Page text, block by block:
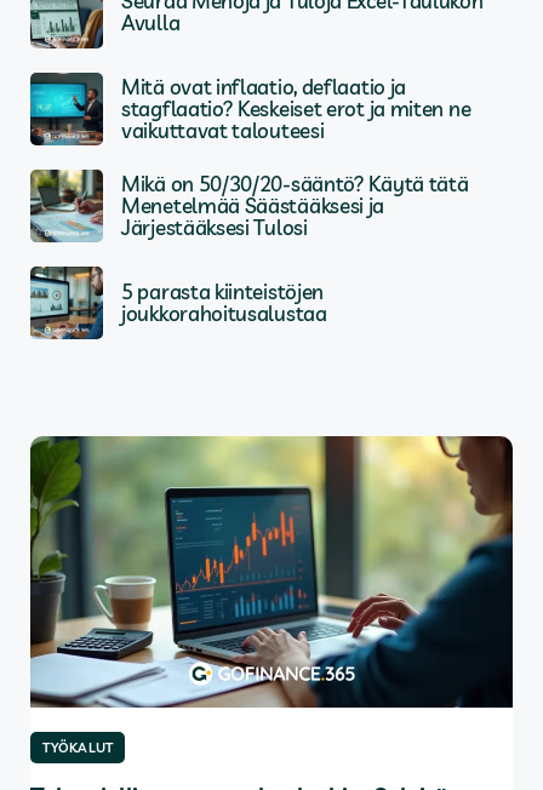
Avulla
Mitä ovat inflaatio, deflaatio ja
stagflaatio? Keskeiset erot ja miten ne
vaikuttavat talouteesi
Mikä on 50/30/20-sääntö? Käytä tätä
Menetelmää Säästääksesi ja
Järjestääksesi Tulosi
5 parasta kiinteistöjen
joukkorahoitusalustaa
TYÖKALUT